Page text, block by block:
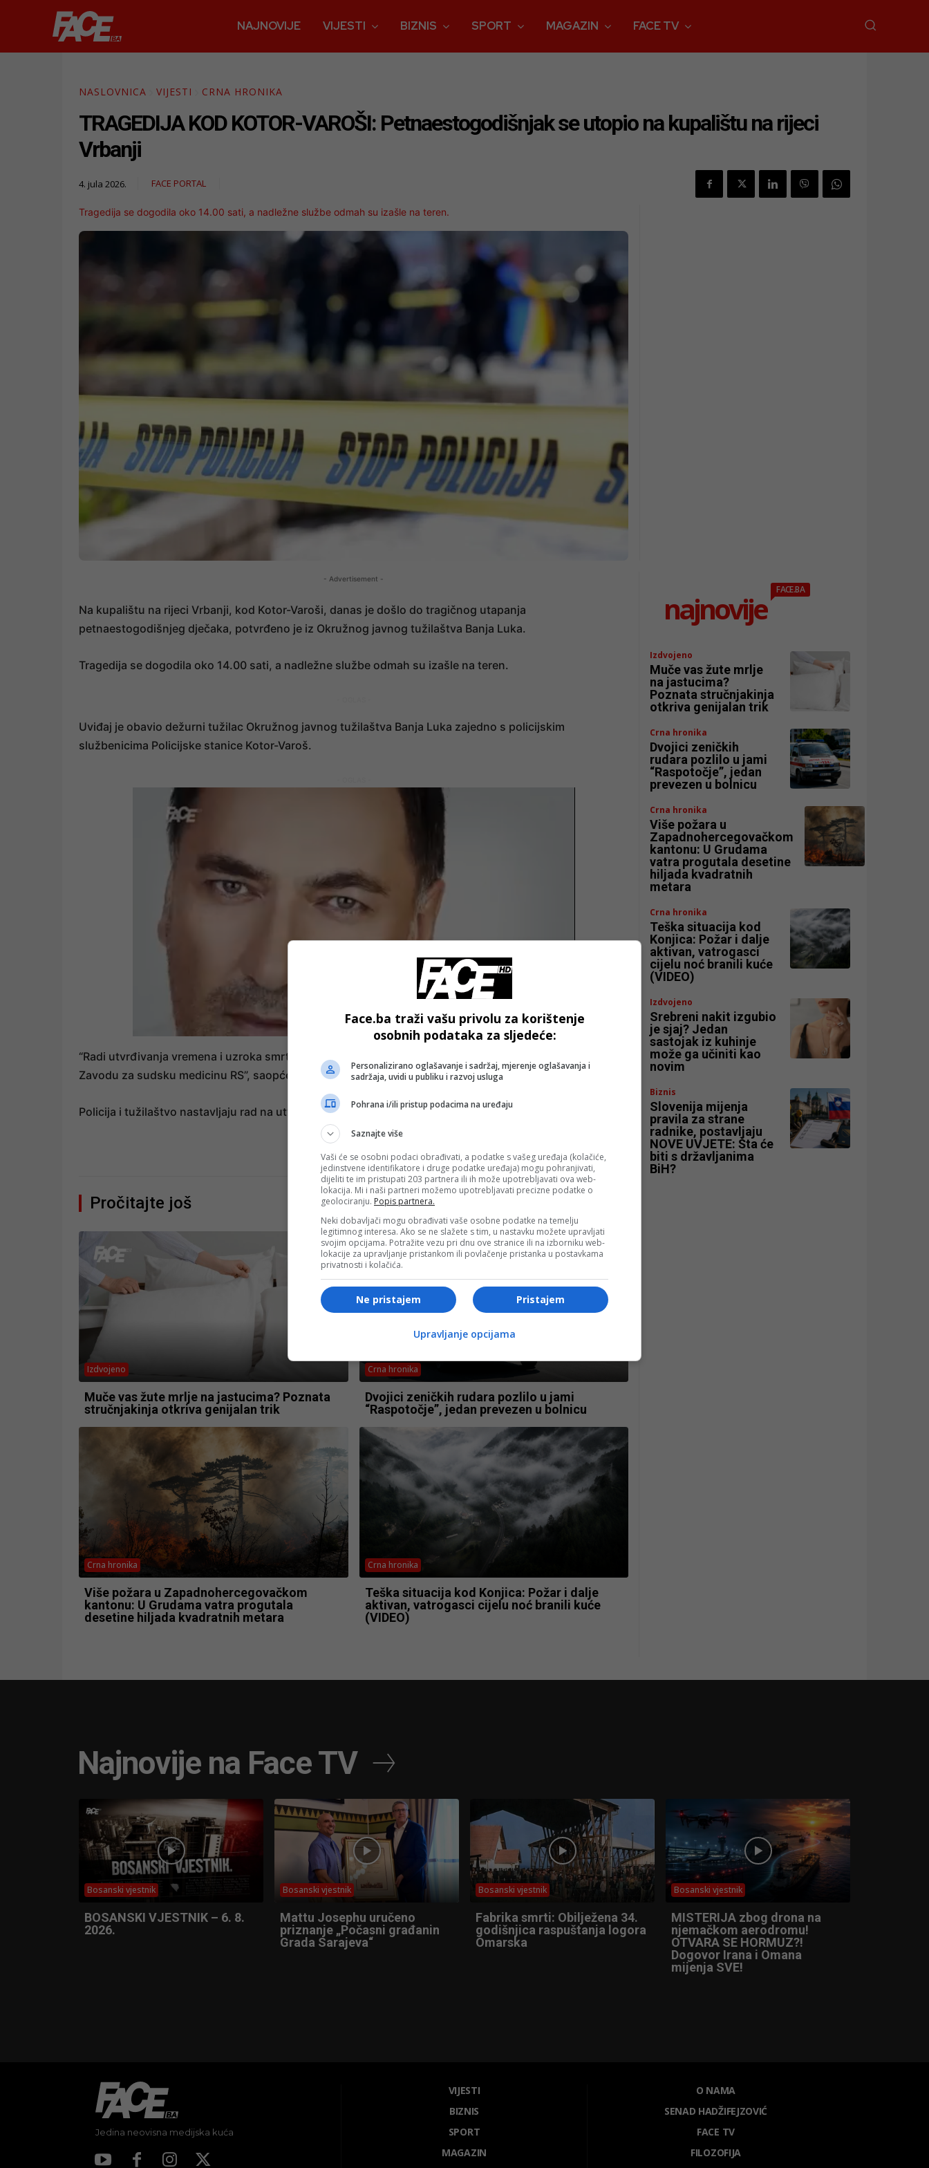
NAJNOVIJE VIJESTI BIZNIS SPORT MAGAZIN FACE TV
NASLOVNICA VIJESTI CRNA HRONIKA
TRAGEDIJA KOD KOTOR-VAROŠI: Petnaestogodišnjak se utopio na kupalištu na rijeci
Vrbanji
4. jula 2026. FACE PORTAL
Tragedija se dogodila oko 14.00 sati, a nadležne službe odmah su izašle na teren.
- Advertisement -
Na kupalištu na rijeci Vrbanji, kod Kotor-Varoši, danas je došlo do tragičnog utapanja
petnaestogodišnjeg dječaka, potvrđeno je iz Okružnog javnog tužilaštva Banja Luka.
Tragedija se dogodila oko 14.00 sati, a nadležne službe odmah su izašle na teren.
Uviđaj je obavio dežurni tužilac Okružnog javnog tužilaštva Banja Luka zajedno s policijskim
službenicima Policijske stanice Kotor-Varoš.
“Radi utvrđivanja vremena i uzroka smrti, tužilac je naložio obdukciju djeteta, koja će biti obavljena u
Zavodu za sudsku medicinu RS”, saopćeno je iz Okružnog javnog tužilaštva Banja Luka.
Policija i tužilaštvo nastavljaju rad na utvrđivanju svih okolnosti ove nesreće.
Pročitajte još
Izdvojeno
Muče vas žute mrlje na jastucima? Poznata
stručnjakinja otkriva genijalan trik
Crna hronika
Dvojici zeničkih rudara pozlilo u jami
“Raspotočje”, jedan prevezen u bolnicu
Crna hronika
Više požara u Zapadnohercegovačkom
kantonu: U Grudama vatra progutala
desetine hiljada kvadratnih metara
Crna hronika
Teška situacija kod Konjica: Požar i dalje
aktivan, vatrogasci cijelu noć branili kuće
(VIDEO)
najnovije
FACE.BA
Izdvojeno
Muče vas žute mrlje
na jastucima?
Poznata stručnjakinja
otkriva genijalan trik
Crna hronika
Dvojici zeničkih
rudara pozlilo u jami
“Raspotočje”, jedan
prevezen u bolnicu
Crna hronika
Više požara u
Zapadnohercegovačkom
kantonu: U Grudama
vatra progutala desetine
hiljada kvadratnih
metara
Crna hronika
Teška situacija kod
Konjica: Požar i dalje
aktivan, vatrogasci
cijelu noć branili kuće
(VIDEO)
Izdvojeno
Srebreni nakit izgubio
je sjaj? Jedan
sastojak iz kuhinje
može ga učiniti kao
novim
Biznis
Slovenija mijenja
pravila za strane
radnike, postavljaju
NOVE UVJETE: Šta će
biti s državljanima
BiH?
Najnovije na Face TV
Bosanski vjestnik
BOSANSKI VJESTNIK – 6. 8.
2026.
Bosanski vjestnik
Mattu Josephu uručeno
priznanje „Počasni građanin
Grada Sarajeva“
Bosanski vjestnik
Fabrika smrti: Obilježena 34.
godišnjica raspuštanja logora
Omarska
Bosanski vjestnik
MISTERIJA zbog drona na
njemačkom aerodromu!
OTVARA SE HORMUZ?!
Dogovor Irana i Omana
mijenja SVE!
Jedina neovisna medijska kuća
VIJESTI
BIZNIS
SPORT
MAGAZIN
O NAMA
SENAD HADŽIFEJZOVIĆ
FACE TV
FILOZOFIJA
Face.ba traži vašu privolu za korištenje
osobnih podataka za sljedeće:
Personalizirano oglašavanje i sadržaj, mjerenje oglašavanja i
sadržaja, uvidi u publiku i razvoj usluga
Pohrana i/ili pristup podacima na uređaju
Saznajte više
Vaši će se osobni podaci obrađivati, a podatke s vašeg uređaja (kolačiće,
jedinstvene identifikatore i druge podatke uređaja) mogu pohranjivati,
dijeliti te im pristupati 203 partnera ili ih može upotrebljavati ova web-
lokacija. Mi i naši partneri možemo upotrebljavati precizne podatke o
geolociranju. Popis partnera.
Neki dobavljači mogu obrađivati vaše osobne podatke na temelju
legitimnog interesa. Ako se ne slažete s tim, u nastavku možete upravljati
svojim opcijama. Potražite vezu pri dnu ove stranice ili na izborniku web-
lokacije za upravljanje pristankom ili povlačenje pristanka u postavkama
privatnosti i kolačića.
Pristajem
Ne pristajem
Upravljanje opcijama